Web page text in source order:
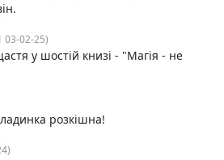
03-02-25)
у шостій книзі - "Магія - не
розкішна!